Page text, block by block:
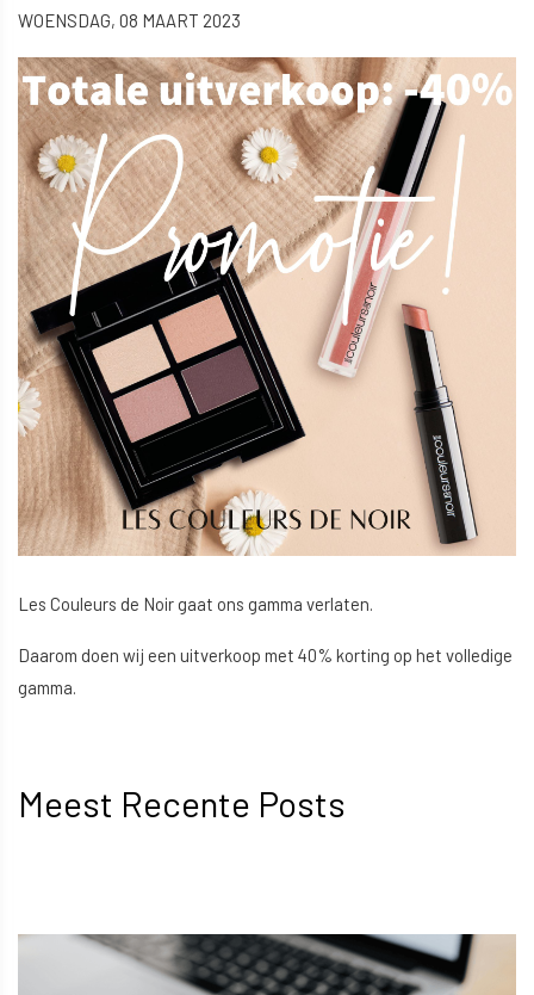
WOENSDAG, 08 MAART 2023
Les Couleurs de Noir gaat ons gamma verlaten.
Daarom doen wij een uitverkoop met 40% korting op het volledige
gamma.
Meest Recente Posts